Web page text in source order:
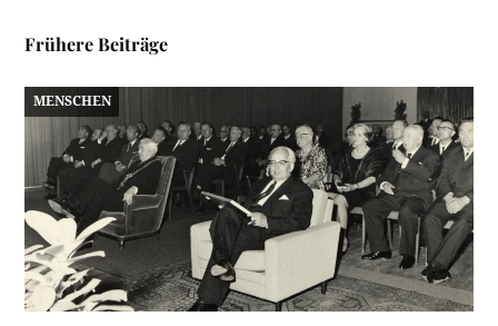
Frühere Beiträge
MENSCHEN